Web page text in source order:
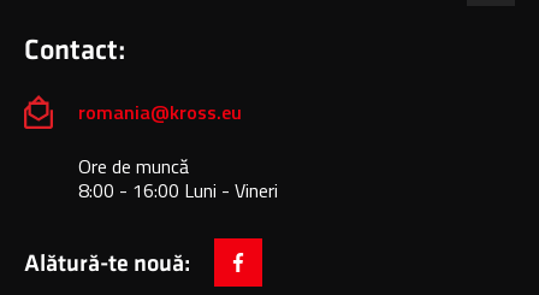
Contact:
romania@kross.eu
Ore de muncă
8:00 - 16:00 Luni - Vineri
Alătură-te nouă:
facebook